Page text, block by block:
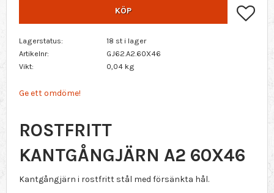
KÖP
Lagerstatus
18 st i lager
Artikelnr
GJ62.A2.60X46
Vikt
0,04 kg
Ge ett omdöme!
ROSTFRITT
KANTGÅNGJÄRN A2 60X46
Kantgångjärn i rostfritt stål med försänkta hål.